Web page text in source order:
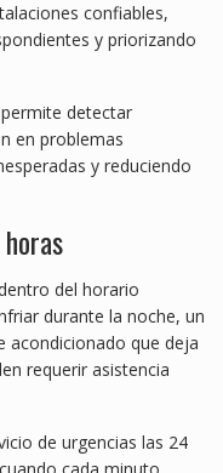
confiables,
y priorizando
detectar
en problemas
y reduciendo
del horario
durante la noche, un
acondicionado que deja
requerir asistencia
de urgencias las 24